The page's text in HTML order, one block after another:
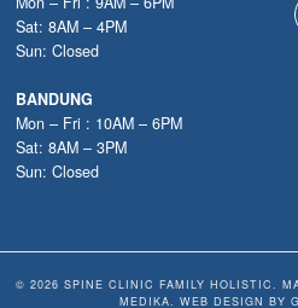
Sat: 8AM – 4PM
Sun: Closed
BANDUNG
Mon – Fri : 10AM – 6PM
Sat: 8AM – 3PM
Sun: Closed
© 2026 SPINE CLINIC FAMILY HOLISTIC.
MEDIKA. WEB DESIGN BY